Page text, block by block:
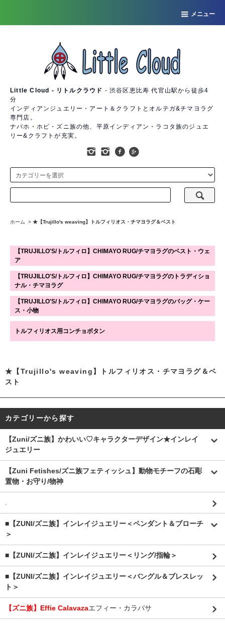
メニュー
Little Cloud - リトルクラウド - 渋谷区恵比寿 代官山駅から徒歩4
分
インディアンジュエリー・アート＆クラフトとオルテガ&チマヨラグ
専門店。
ナバホ・ホピ・ズニ族の他、平原インディアン・ラコタ族のジュエ
リー&クラフトが充実。
ホーム > ★【Trujillo's weaving】トルフィリオス・チマヨラグ＆ベスト
【TRUJILLO'S/トルフィロ】CHIMAYO RUG/チマヨラグのベスト・ウェ
ア
【TRUJILLO'S/トルフィロ】CHIMAYO RUG/チマヨラグのトラディショ
ナル・チマヨラグ
【TRUJILLO'S/トルフィロ】CHIMAYO RUG/チマヨラグのバッグ・ケー
ス・小物
トルフィリオス用コンチョボタン
★【Trujillo's weaving】トルフィリオス・チマヨラグ＆ベ
スト
カテゴリーから探す
【Zuni/ズニ族】かわいい♡キャラクターデザイン★インレイ
ジュエリー
【Zuni Fetishes/ズニ族フェティッシュ】動物モチーフの石彫
置物・お守り/物神
■【ZUNI/ズニ族】インレイジュエリー＜ペンダント＆ブローチ
＞
■【ZUNI/ズニ族】インレイジュエリー＜リング/指輪＞
■【ZUNI/ズニ族】インレイジュエリー＜バングル＆ブレスレッ
ト＞
【ズニ族】Effie Calavazaエフィー・カラバサ